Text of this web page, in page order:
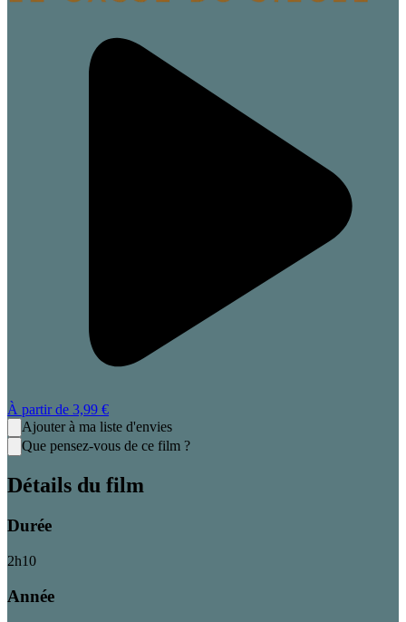
À partir de 3,99 €
Ajouter à ma liste d'envies
Que pensez-vous de ce film ?
Détails du film
Durée
2h10
Année